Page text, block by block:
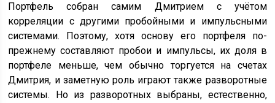
Портфель собран самим Дмитрием с учётом
корреляции с другими пробойными и импульсными
системами. Поэтому, хотя основу его портфеля по-
прежнему составляют пробои и импульсы, их доля в
портфеле меньше, чем обычно торгуется на счетах
Дмитрия, и заметную роль играют также разворотные
системы. Но из разворотных выбраны, естественно,